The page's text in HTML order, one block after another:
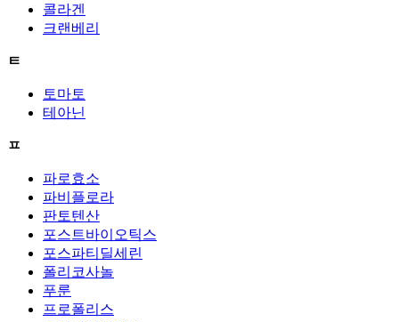
콜라겐
크랜베리
ㅌ
토마토
테아닌
ㅍ
파로효소
파비플로라
판토텐산
포스트바이오틱스
포스파티딜세린
폴리코사놀
푸룬
프로폴리스